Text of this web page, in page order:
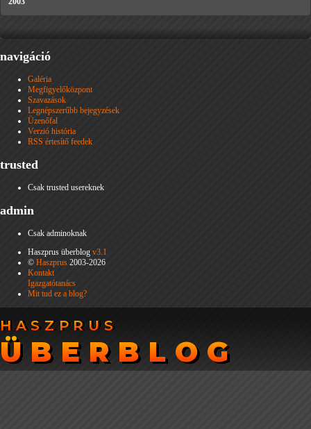
navigáció
Galéria
Megfigyelőközpont
Szavazások
Legnépszerűbb bejegyzések
Üzenőfal
Verzió história
RSS értesítő feedek
trusted
Csak trusted usereknek
admin
Csak adminoknak
Haszprus überblog v3.1
© Haszprus 2003-2026
Kontakt
Igazgatótanács
Mit tud ez a blog?
HASZPRUS
ÜBERBLOG
HASZPRUS
ÜBERBLOG